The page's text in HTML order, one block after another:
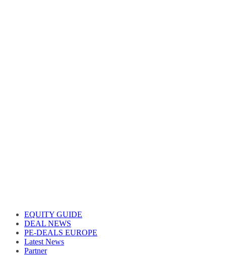
EQUITY GUIDE
DEAL NEWS
PE-DEALS EUROPE
Latest News
Partner